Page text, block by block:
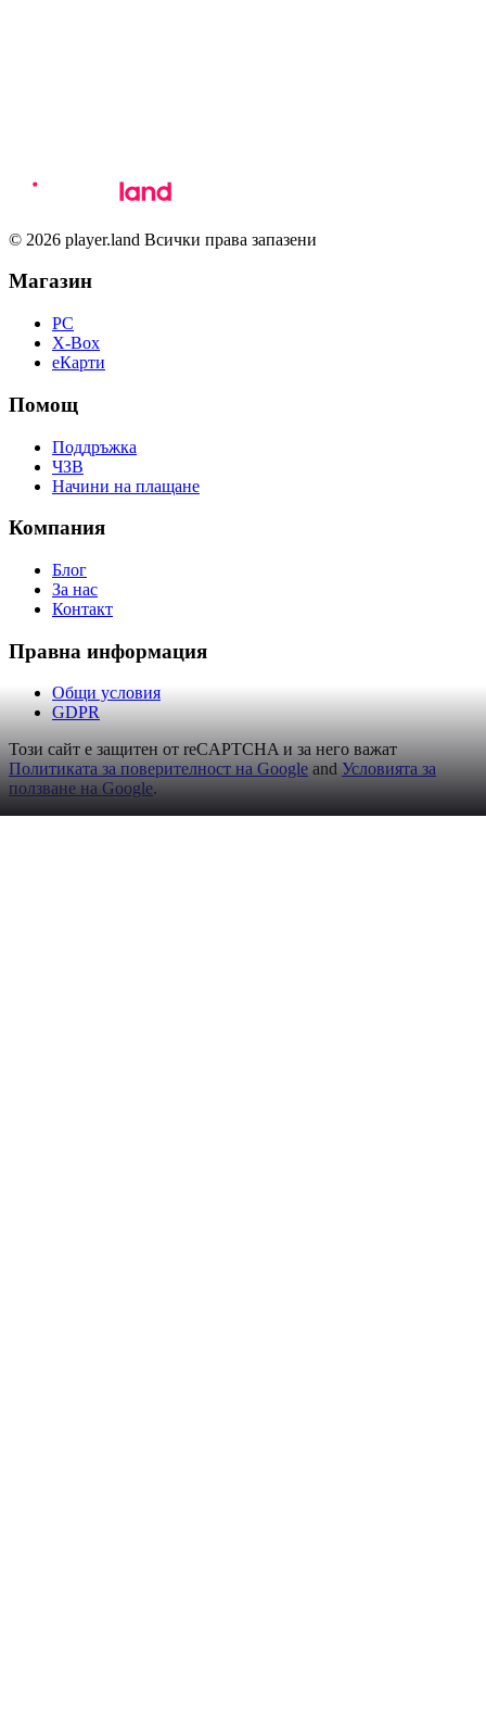
© 2026 player.land Всички права запазени
Магазин
PC
X-Box
eКарти
Помощ
Поддръжка
ЧЗВ
Начини на плащане
Компания
Блог
За нас
Контакт
Правна информация
Общи условия
GDPR
Този сайт е защитен от reCAPTCHA и за него важат
Политиката за поверителност на Google and Условията за
ползване на Google.